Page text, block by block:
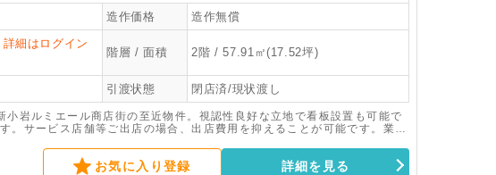
造作価格 造作無償
詳細はログイン
階層 / 面積 2階 / 57.91㎡(17.52坪)
引渡状態 閉店済/現状渡し
岩ルミエール商店街の至近物件。視認性良好な立地で看板設置も可能で
。サービス店舗等ご出店の場合、出店費用を抑えることが可能です。業種
お気に入り登録 詳細を見る